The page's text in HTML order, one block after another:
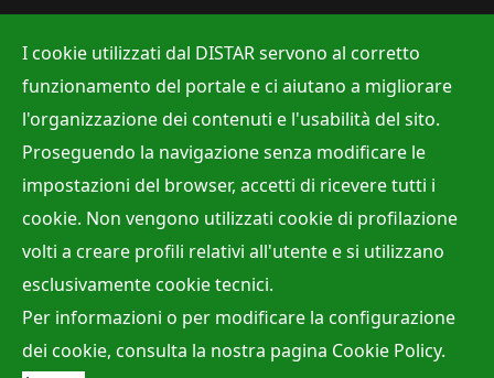
Ufficio Contabilità e Bilancio
Ufficio per la Ricerca
Ufficio per la Didattica
Site Map Privacy policy Accessibilità Cookie Policy
Webmaster: Dr. Raffaele Viola
Direttore:Prof. Mariano Parente
I cookie utilizzati dal DISTAR servono al corretto
funzionamento del portale e ci aiutano a migliorare
l'organizzazione dei contenuti e l'usabilità del sito.
Proseguendo la navigazione senza modificare le
impostazioni del browser, accetti di ricevere tutti i
cookie. Non vengono utilizzati cookie di profilazione
volti a creare profili relativi all'utente e si utilizzano
esclusivamente cookie tecnici.
Per informazioni o per modificare la configurazione
dei cookie, consulta la nostra pagina Cookie Policy.